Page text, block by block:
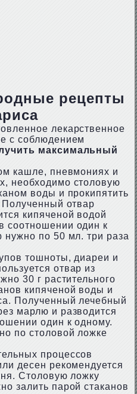
рецепты
лекарственное
с соблюдением
максимальный
кашле, пневмониях и
необходимо столовую
воды и прокипятить
Полученный отвар
кипяченой водой
соотношении один к
нужно по 50 мл. три раза
тошноты, диареи и
отвар из
30 г растительного
кипяченой воды и
Полученный лечебный
марлю и разводится
один к одному.
по столовой ложке
процессов
десен рекомендуется
Столовую ложку
залить парой стаканов